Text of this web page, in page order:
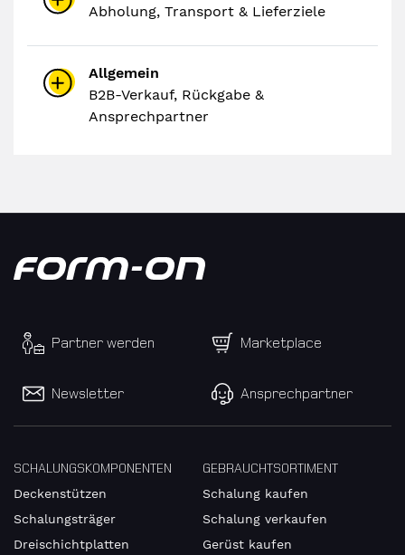
Abholung, Transport & Lieferziele
Allgemein
B2B-Verkauf, Rückgabe &
Ansprechpartner
Partner werden Marketplace
Newsletter Ansprechpartner
SCHALUNGSKOMPONENTEN
Deckenstützen
Schalungsträger
Dreischichtplatten
GEBRAUCHTSORTIMENT
Schalung kaufen
Schalung verkaufen
Gerüst kaufen